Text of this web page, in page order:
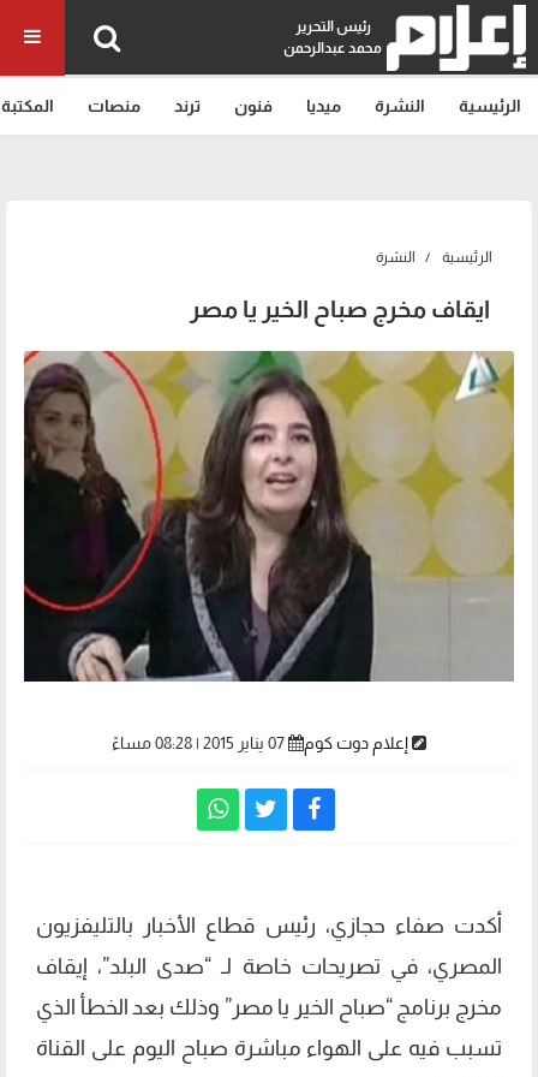
رئيس التحرير
محمد عبدالرحمن
الرئيسية النشرة ميديا فنون ترند منصات المكتبة
الرئيسية النشرة
ايقاف مخرج صباح الخير يا مصر
إعلام دوت كوم
أكدت صفاء حجازي، رئيس قطاع الأخبار بالتليفزيون
المصري، في تصريحات خاصة لـ “صدى البلد”، إيقاف
مخرج برنامج “صباح الخير يا مصر” وذلك بعد الخطأ الذي
تسبب فيه على الهواء مباشرة صباح اليوم على القناة